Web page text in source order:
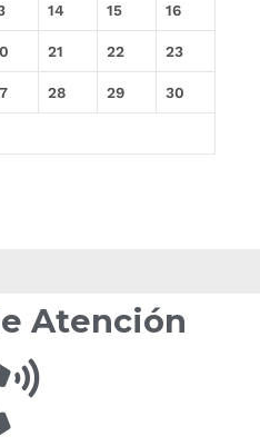
14 15 16
21 22 23
28 29 30
Atención